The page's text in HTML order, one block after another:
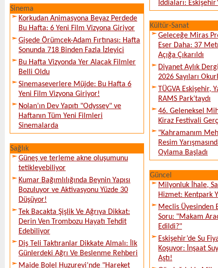
Sinema
Korkudan Animasyona Beyaz Perdede
Bu Hafta: 6 Yeni Film Vizyona Giriyor
Gişede Örümcek-Adam Fırtınası: Hafta
Sonunda 718 Binden Fazla İzleyici
Bu Hafta Vizyonda Yer Alacak Filmler
Belli Oldu
Sinemaseverlere Müjde: Bu Hafta 6
Yeni Film Vizyona Giriyor!
Nolan’ın Dev Yapıtı "Odyssey" ve
Haftanın Tüm Yeni Filmleri
Sinemalarda
Sağlık
Güneş ve terleme akne oluşumunu
tetikleyebiliyor
Kumar Bağımlılığında Beynin Yapısı
Bozuluyor ve Aktivasyonu Yüzde 30
Düşüyor!
Tek Bacakta Şişlik Ve Ağrıya Dikkat:
Derin Ven Trombozu Hayatı Tehdit
Edebiliyor
Diş Teli Taktıranlar Dikkate Almalı: İlk
Günlerdeki Ağrı Ve Beslenme Rehberi
Maide Bolel Huzurevi’nde "Hareket
İddiaları:
Kültür-Sanat
Geleceğe Miras
Eser Daha: 37
Açığa Çıkarıldı
Diyanet Aylık
2026 Sayıları
TÜGVA Eskişehir,
RAMS Park’taydı
46. Geleneksel
Kiraz Festivali
"Kahramanım
Resim
Oylama Başladı
Güncel
Milyonluk İhale,
Hizmet: Kentpark
Meclis Üyesinden
Soru: "Makam
Edildi?"
Eskişehir’de Su
Koşuyor: İnşaat
Aştı!